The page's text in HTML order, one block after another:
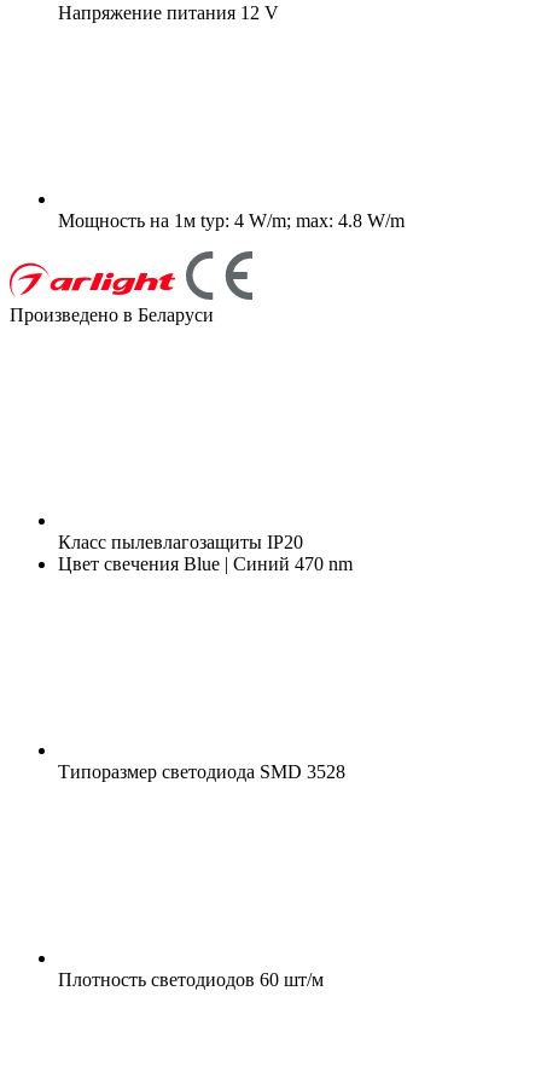
Напряжение питания 12 V
Мощность на 1м typ: 4 W/m; max: 4.8 W/m
Произведено в Беларуси
Класс пылевлагозащиты IP20
Цвет свечения Blue | Синий 470 nm
Типоразмер светодиода SMD 3528
Плотность светодиодов 60 шт/м